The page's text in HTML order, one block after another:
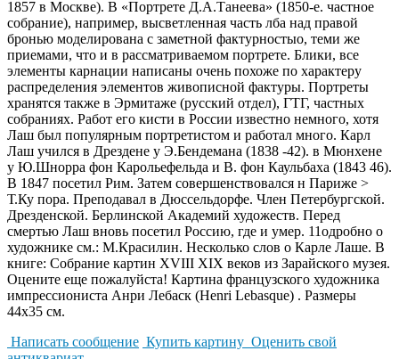
1857 в Москве). В «Портрете Д.А.Танеева» (1850-е. частное
собрание), например, высветленная часть лба над правой
бронью моделирована с заметной фактурностыо, теми же
приемами, что и в рассматриваемом портрете. Блики, все
элементы карнации написаны очень похоже по характеру
распределения элементов живописной фактуры. Портреты
хранятся также в Эрмитаже (русский отдел), ГТГ, частных
собраниях. Работ его кисти в России известно немного, хотя
Лаш был популярным портретистом и работал много. Карл
Лаш учился в Дрездене у Э.Бендемана (1838 -42). в Мюнхене
у Ю.Шнорра фон Карольефельда и В. фон Каульбаха (1843 46).
В 1847 посетил Рим. Затем совершенствовался н Париже >
Т.Ку пора. Преподавал в Дюссельдорфе. Член Петербургской.
Дрезденской. Берлинской Академий художеств. Перед
смертью Лаш вновь посетил Россию, где и умер. 11одробно о
художнике см.: М.Красилин. Несколько слов о Карле Лаше. В
книге: Собрание картин XVIII XIX веков из Зарайского музея.
Оцените еще пожалуйста! Картина французского художника
импрессиониста Анри Лебаск (Henri Lebasque) . Размеры
44х35 см.
Написать сообщение Купить картину Оценить свой